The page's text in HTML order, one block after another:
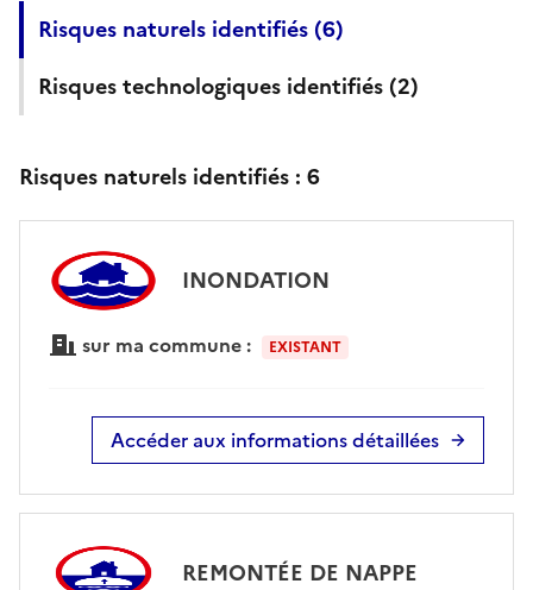
Risques naturels identifiés (6)
Risques technologiques identifiés (2)
Risques naturels identifiés : 6
INONDATION
sur ma commune : EXISTANT
Accéder aux informations détaillées
REMONTÉE DE NAPPE